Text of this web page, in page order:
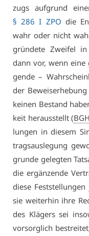
zugs auf­grund
§ 286 I ZPO die
wahr oder nicht
grün­de­te Zwei­fel
dann vor, wenn
gen­de –
der
kei­nen Be­stand
keit her­aus­stellt (BGH
lun­gen in die­sem
trags­aus­le­gung
grun­de ge­leg­ten
die er­gän­zen­de
die­se
sie wei­ter­hin ih­re
des Klä­gers sei
vor­sorg­lich